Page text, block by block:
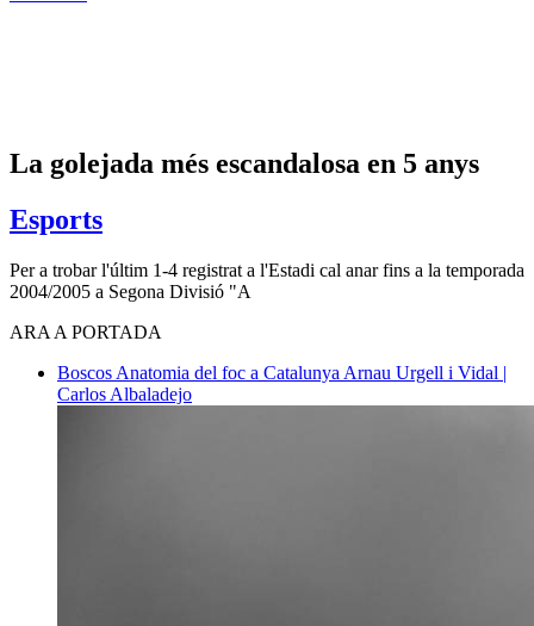
La golejada més escandalosa en 5 anys
Esports
Per a trobar l'últim 1-4 registrat a l'Estadi cal anar fins a la temporada
2004/2005 a Segona Divisió "A
ARA A PORTADA
Boscos Anatomia del foc a Catalunya Arnau Urgell i Vidal |
Carlos Albaladejo